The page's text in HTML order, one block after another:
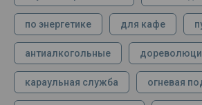
по энергетике для кафе
антиалкогольные
караульная служба огневая